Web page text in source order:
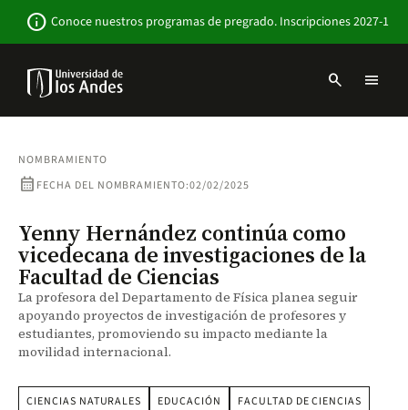
contenido
info Conoce nuestros programas de pregrado. Inscripciones 2027-1
Navbar
search menu
NOMBRAMIENTO
calendar_month FECHA DEL NOMBRAMIENTO:02/02/2025
Yenny Hernández continúa como
vicedecana de investigaciones de la
Facultad de Ciencias
La profesora del Departamento de Física planea seguir
apoyando proyectos de investigación de profesores y
estudiantes, promoviendo su impacto mediante la
movilidad internacional.
CIENCIAS NATURALES EDUCACIÓN FACULTAD DE CIENCIAS